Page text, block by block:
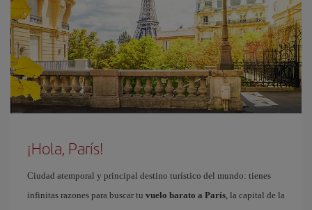
¡Hola, París!
Ciudad atemporal y principal destino turístico del mundo: tienes
infinitas razones para buscar tu vuelo barato a París, la capital de la